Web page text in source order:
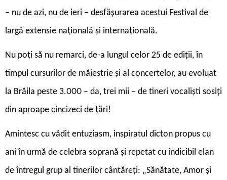
– nu de azi, nu de ieri – desfășurarea acestui Festival de
largă extensie națională și internațională.
Nu poți să nu remarci, de-a lungul celor 25 de ediții, în
timpul cursurilor de măiestrie și al concertelor, au evoluat
la Brăila peste 3.000 – da, trei mii – de tineri vocaliști sosiți
din aproape cincizeci de țări!
Amintesc cu vădit entuziasm, inspiratul dicton propus cu
ani în urmă de celebra soprană și repetat cu indicibil elan
de întregul grup al tinerilor cântăreți: „Sănătate, Amor și